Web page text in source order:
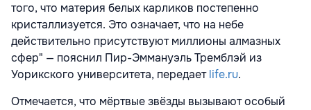
того, что материя белых карликов постепенно
кристаллизуется. Это означает, что на небе
действительно присутствуют миллионы алмазных
сфер" — пояснил Пир-Эммануэль Тремблэй из
Уорикского университета, передаетlife.ru.
Отмечается, что мёртвые звёзды вызывают особый